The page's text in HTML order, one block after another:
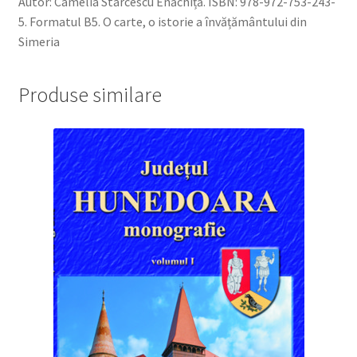
5. Formatul B5. O carte, o istorie a învățământului din
Simeria
Produse similare